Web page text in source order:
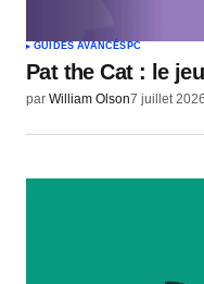
GUIDES AVANCÉS PC
Pat the Cat : le
par William Olson7 juillet 2026